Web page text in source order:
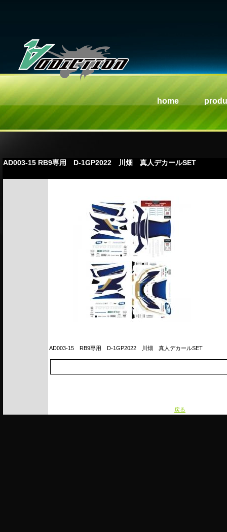
home
AD003-15 RB9専用 D-1GP2022 川畑 真人デカールSET
AD003-15 RB9専用 D-1GP2022 川畑 真人デカールSET
戻る